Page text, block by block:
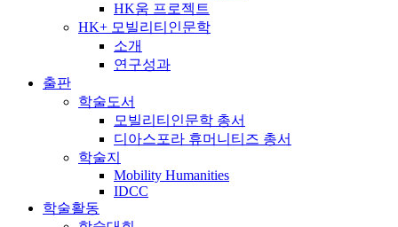
HK움 프로젝트
HK+ 모빌리티인문학
소개
연구성과
출판
학술도서
모빌리티인문학 총서
디아스포라 휴머니티즈 총서
학술지
Mobility Humanities
IDCC
학술활동